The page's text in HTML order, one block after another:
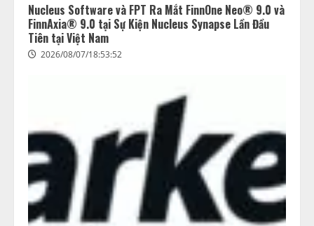
Nucleus Software và FPT Ra Mắt FinnOne Neo® 9.0 và
FinnAxia® 9.0 tại Sự Kiện Nucleus Synapse Lần Đầu
Tiên tại Việt Nam
2026/08/07/18:53:52